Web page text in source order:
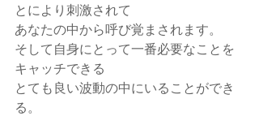
とにより刺激されて
あなたの中から呼び覚まされます。
そして自身にとって一番必要なことを
キャッチできる
とても良い波動の中にいることができ
る。